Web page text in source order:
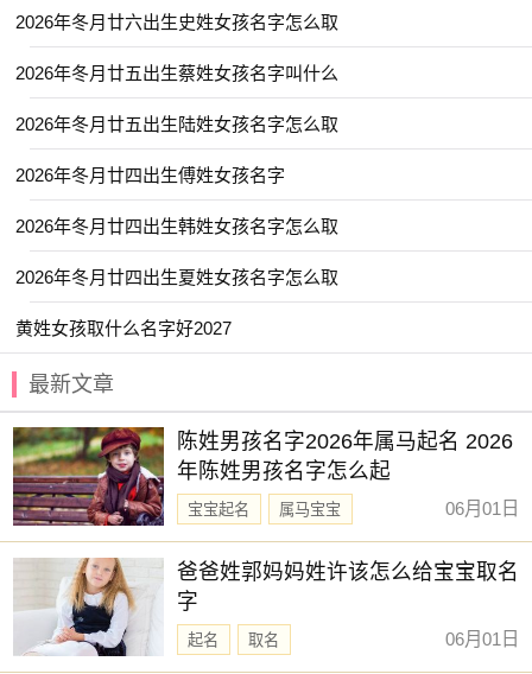
【宛迎】 【晞辰】 【景娴】 【宜珊】
【芷音】 【乐淳】 【金虹】 【琳紫】
【棠姗】 【曼殊】 【晴羽】 【霞姝】
【惜时】 【予欣】 【慧乔】 【宣霖】
【菡微】 【锦容】 【雨菡】 【之夏】
【伊然】 【忆君】 【以晗】 【畅霏】
【含湘】 【琪筝】 【艺茹】 【祐禾】
【昀遥】 【歆妍】 【瑞希】 【桐华】
【雪蕙】 【宣淇】 【琬郡】 【颖歆】
【梦言】 【子念】 【璟芊】 【舒玥】
【月蕊】 【金莹】 【瑾宣】 【舒悦】
【筱乐】 【清悠】 【维心】 【晨雅】
2026年冬月廿六出生史姓女孩名字怎么取
2026年冬月廿五出生蔡姓女孩名字叫什么
2026年冬月廿五出生陆姓女孩名字怎么取
2026年冬月廿四出生傅姓女孩名字
2026年冬月廿四出生韩姓女孩名字怎么取
2026年冬月廿四出生夏姓女孩名字怎么取
黄姓女孩取什么名字好2027
最新文章
陈姓男孩名字2026年属马起名 2026
年陈姓男孩名字怎么起
宝宝起名
属马宝宝
新生儿取名
06月01日
爸爸姓郭妈妈姓许该怎么给宝宝取名
字
起名 取名 06月01日